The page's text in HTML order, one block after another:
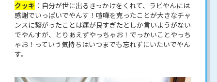
クッキ ：自分が世に出るきっかけをくれて、ラビやんには
感謝でいっぱいでやんす！喧嘩を売ったことが大きなチャ
ンスに繋がったことは運が良すぎたとしか言いようがない
でやんすが、とりあえずやっちゃお！でっかいことやっち
ゃお！っていう気持ちはいつまでも忘れずにいたいでやん
す。